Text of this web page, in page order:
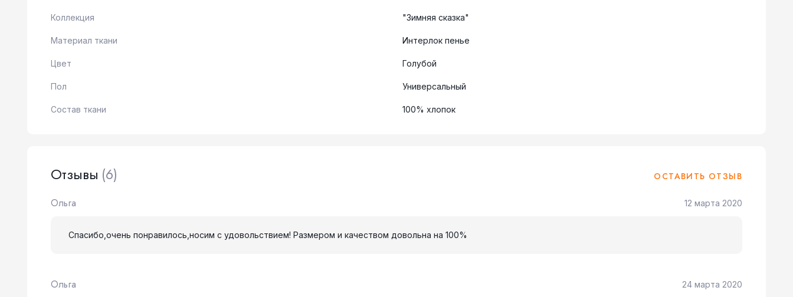
Коллекция "Зимняя сказка"
Материал ткани Интерлок пенье
Цвет Голубой
Пол Универсальный
Состав ткани 100% хлопок
Отзывы (6) ОСТАВИТЬ ОТЗЫВ
Ольга 12 марта 2020
Спасибо,очень понравилось,носим с удовольствием! Размером и качеством довольна на 100%
Ольга 24 марта 2020